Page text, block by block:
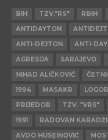
BIH TZV."RS" RBIH
ANTIDAYTON
ANTI-DEJTON
ANTI-
AGRESIJA
SARAJEVO
NIHAD ALIČKOVIĆ
1994
MASAKR LOGOR
PRIJEDOR
TZV. "VRS"
1991
RADOVAN
AVDO HUSEINOVIĆ